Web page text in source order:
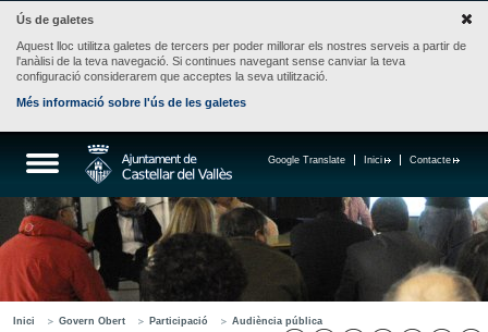
Ús de galetes
Aquest lloc utilitza galetes de tercers per poder millorar els nostres serveis a partir de
l'anàlisi de la teva navegació. Si continues navegant sense canviar la teva
configuració considerarem que acceptes la seva utilització.
Més informació sobre l'ús de les galetes
Contacte
Inici
Google Translate
Inici Govern Obert Participació Audiència pública